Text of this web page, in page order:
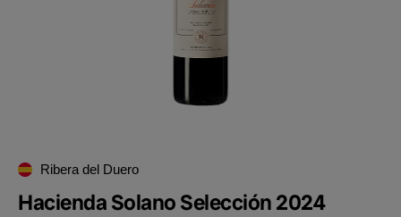
Ribera del Duero
Hacienda Solano Selección 2024